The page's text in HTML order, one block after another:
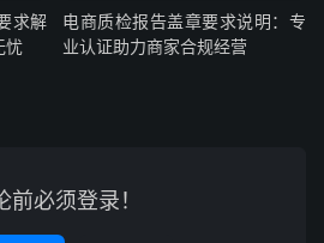
求解
忧
电商质检报告盖章要求说明：专
业认证助力商家合规经营
前必须登录！